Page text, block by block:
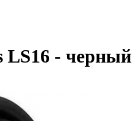
LS16 - черный